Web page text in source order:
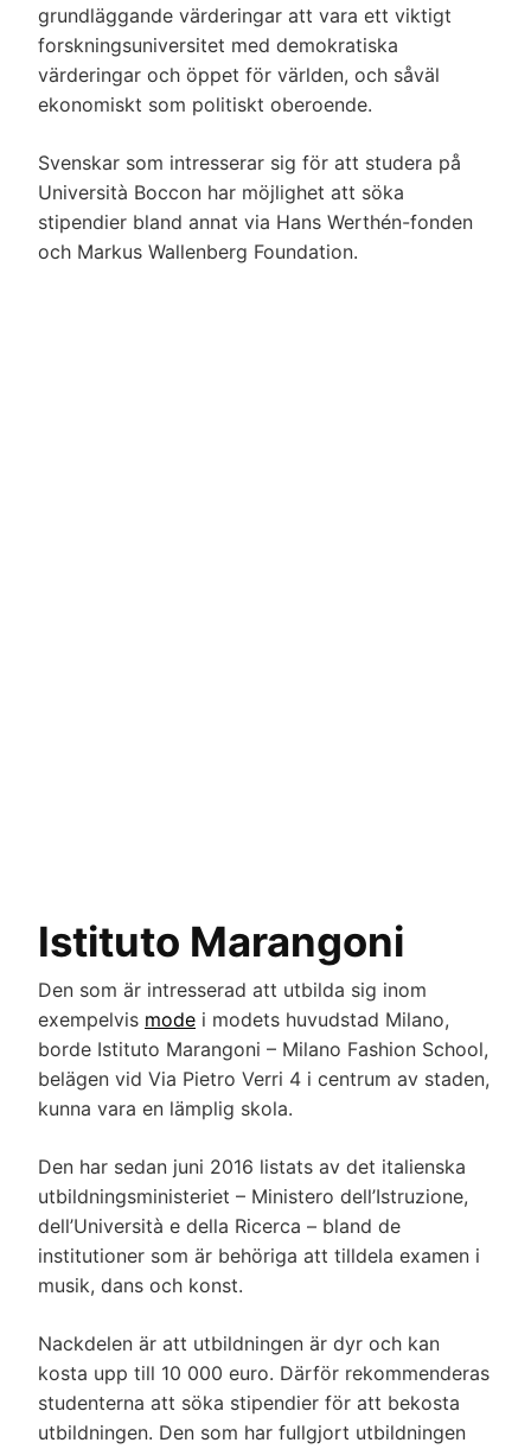
grundläggande värderingar att vara ett viktigt
forskningsuniversitet med demokratiska
värderingar och öppet för världen, och såväl
ekonomiskt som politiskt oberoende.
Svenskar som intresserar sig för att studera på
Università Boccon har möjlighet att söka
stipendier bland annat via Hans Werthén-fonden
och Markus Wallenberg Foundation.
Istituto Marangoni
Den som är intresserad att utbilda sig inom
exempelvis mode i modets huvudstad Milano,
borde Istituto Marangoni – Milano Fashion School,
belägen vid Via Pietro Verri 4 i centrum av staden,
kunna vara en lämplig skola.
Den har sedan juni 2016 listats av det italienska
utbildningsministeriet – Ministero dell’Istruzione,
dell’Università e della Ricerca – bland de
institutioner som är behöriga att tilldela examen i
musik, dans och konst.
Nackdelen är att utbildningen är dyr och kan
kosta upp till 10 000 euro. Därför rekommenderas
studenterna att söka stipendier för att bekosta
utbildningen. Den som har fullgjort utbildningen